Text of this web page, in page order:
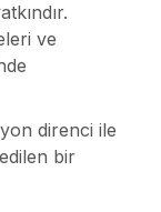
ve
direnci ile
bir